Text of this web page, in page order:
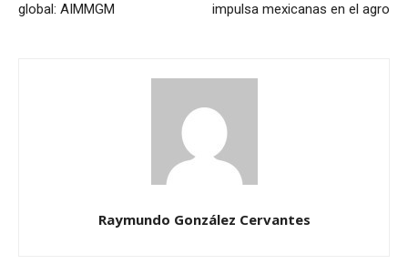
global: AIMMGM
impulsa mexicanas en el agro
Raymundo González Cervantes